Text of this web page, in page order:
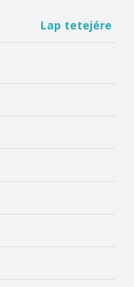
Lap tetejére